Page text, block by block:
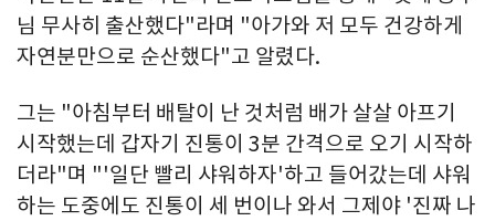
님 무사히 출산했다"라며 "아가와 저 모두 건강하게
자연분만으로 순산했다"고 알렸다.
그는 "아침부터 배탈이 난 것처럼 배가 살살 아프기
시작했는데 갑자기 진통이 3분 간격으로 오기 시작하
더라"며 "'일단 빨리 샤워하자'하고 들어갔는데 샤워
하는 도중에도 진통이 세 번이나 와서 그제야 '진짜 나